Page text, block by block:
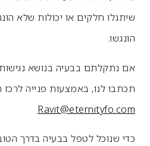
שיתגלו חלקים או יכולות שלא
הונגשו.
אם נתקלתם בבעיה בנושא
תכתבו לנו, באמצעות פנייה לרכז
Ravit@eternityfo.com
כדי שנוכל לטפל בבעיה בדרך